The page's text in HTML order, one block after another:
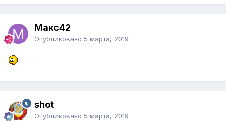
Макс42
Опубликовано 5 марта, 2019
shot
Опубликовано 5 марта, 2019